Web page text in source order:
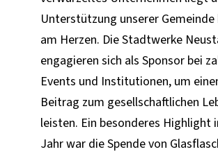
Unterstützung unserer Gemeinde
am Herzen. Die Stadtwerke
engagieren sich als Sponsor bei
Events und Institutionen, um
Beitrag zum gesellschaftlichen
leisten. Ein besonderes Highlight
Jahr war die Spende von